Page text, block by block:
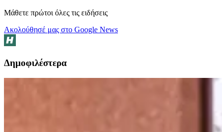
Μάθετε πρώτοι όλες τις ειδήσεις
Ακολούθησέ μας στο Google News
Δημοφιλέστερα